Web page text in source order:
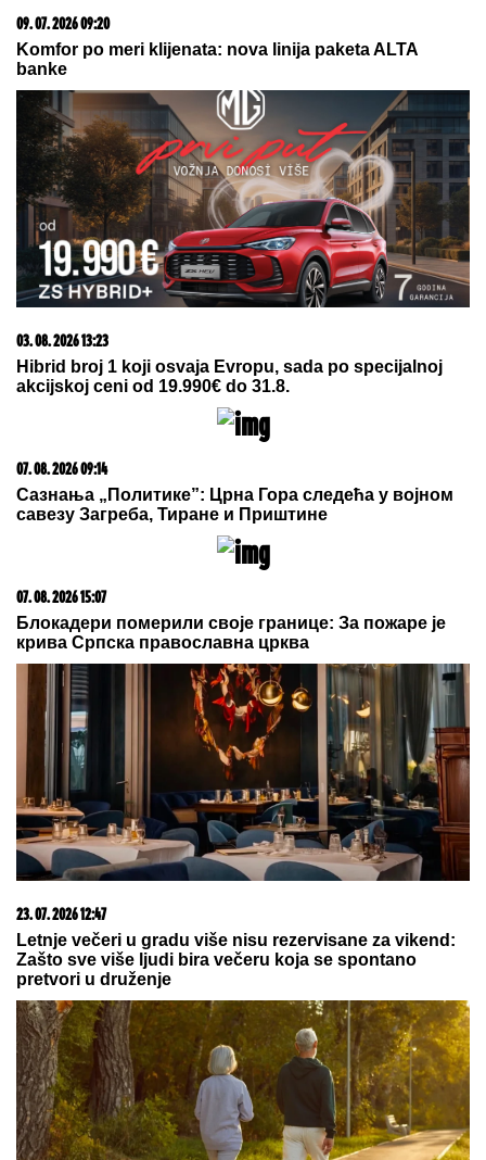
Jaka oluja praćena pljuskovima pogodila zapadne i
centralne delove Rumunije
TEPISI POPADIJE IVANE STIGLI I NA
KANSKI FESTIVAL:Od vune srpskih
Skandal na RTS-u: Navijači Partizana
pobesneli zbog poznatog
komentatora (VIDEO)
09. 07. 2026 09:20
Komfor po meri klijenata: nova linija paketa ALTA
banke
03. 08. 2026 13:23
Hibrid broj 1 koji osvaja Evropu, sada po specijalnoj
akcijskoj ceni od 19.990€ do 31.8.